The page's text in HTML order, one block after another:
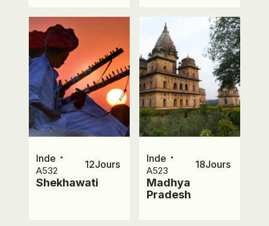
Inde ⋅
A532
12Jours
Shekhawati
Inde ⋅
A523
18Jours
Madhya
Pradesh